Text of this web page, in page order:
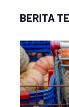
BERITA